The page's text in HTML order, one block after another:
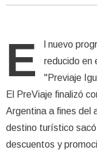
E
l nuevo
reducido en
"Previaje
El PreViaje finalizó
Argentina a fines del
destino turístico
descuentos y